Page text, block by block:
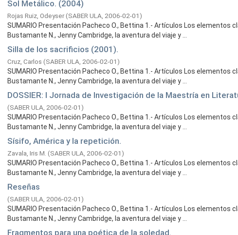
Sol Metálico. (2004)
Rojas Ruiz, Odeyser(SABER ULA, 2006-02-01)
SUMARIO Presentación Pacheco O., Bettina 1.- Artículos Los
Bustamante N., Jenny Cambridge, la aventura del viaje y ...
Silla de los sacrificios (2001).
Cruz, Carlos (SABER ULA, 2006-02-01)
SUMARIO Presentación Pacheco O., Bettina 1.- Artículos Los
Bustamante N., Jenny Cambridge, la aventura del viaje y ...
DOSSIER: I Jornada de Investigación de la Maestría en
(SABER ULA, 2006-02-01)
SUMARIO Presentación Pacheco O., Bettina 1.- Artículos Los
Bustamante N., Jenny Cambridge, la aventura del viaje y ...
Sísifo, América y la repetición.
Zavala, Iris M. (SABER ULA, 2006-02-01)
SUMARIO Presentación Pacheco O., Bettina 1.- Artículos Los
Bustamante N., Jenny Cambridge, la aventura del viaje y ...
Reseñas
(SABER ULA, 2006-02-01)
SUMARIO Presentación Pacheco O., Bettina 1.- Artículos Los
Bustamante N., Jenny Cambridge, la aventura del viaje y ...
Fragmentos para una poética de la soledad.